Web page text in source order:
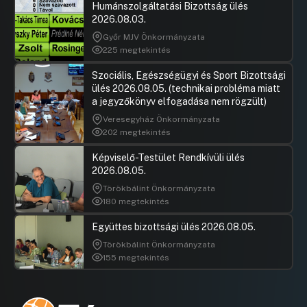
(II.27.) határozat visszavonása
UGRÁS A NAPIREND ELEJÉRE
21.A Csarnok Veszprémi Csarnoküzemeltető,
Rendezvényszervező és Kommunikációs Kft.
alapító okiratának a módosítása és a 40/2020.
(II.27.) határozat visszavonása
UGRÁS A NAPIREND ELEJÉRE
28.Döntés a Veszprémi Kultúráért
Közalapítvány alapító okiratának módosításáról
UGRÁS A NAPIREND ELEJÉRE
25.A Veszprémi Bölcsődei és Egészségügyi
Alapellátási Integrált Intézmény vezetőjének
nyugdíjazás miatti felmentése
UGRÁS A NAPIREND ELEJÉRE
településrendezési eszközeinek
Humánszolgáltatási Bizottság ülés
2026.08.03.
Győr MJV Önkormányzata
225 megtekintés
Szociális, Egészségügyi és Sport Bizottsági
ülés 2026.08.05. (technikai probléma miatt
a jegyzőkönyv elfogadása nem rögzült)
Veresegyház Önkormányzata
202 megtekintés
Képviselő-Testület Rendkívüli ülés
2026.08.05.
Törökbálint Önkormányzata
180 megtekintés
Együttes bizottsági ülés 2026.08.05.
Törökbálint Önkormányzata
155 megtekintés